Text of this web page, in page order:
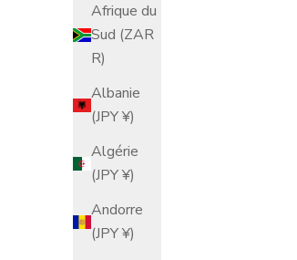
Afrique du
Sud (ZAR
R)
Albanie
(JPY ¥)
Algérie
(JPY ¥)
Andorre
(JPY ¥)